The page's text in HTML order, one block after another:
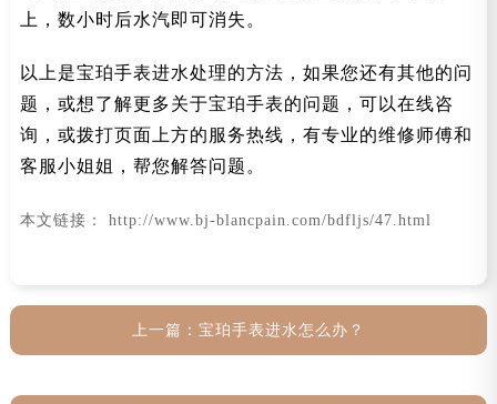
上，数小时后水汽即可消失。
以上是宝珀手表进水处理的方法，如果您还有其他的问
题，或想了解更多关于宝珀手表的问题，可以在线咨
询，或拨打页面上方的服务热线，有专业的维修师傅和
客服小姐姐，帮您解答问题。
本文链接： http://www.bj-blancpain.com/bdfljs/47.html
上一篇： 宝珀手表进水怎么办？